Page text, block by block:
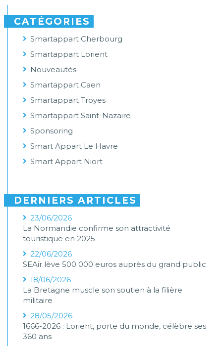
CATÉGORIES
Smartappart Cherbourg
Smartappart Lorient
Nouveautés
Smartappart Caen
Smartappart Troyes
Smartappart Saint-Nazaire
Sponsoring
Smart Appart Le Havre
Smart Appart Niort
DERNIERS ARTICLES
23/06/2026
La Normandie confirme son attractivité
touristique en 2025
22/06/2026
SEAir lève 500 000 euros auprès du grand public
18/06/2026
La Bretagne muscle son soutien à la filière
militaire
28/05/2026
1666-2026 : Lorient, porte du monde, célèbre ses
360 ans